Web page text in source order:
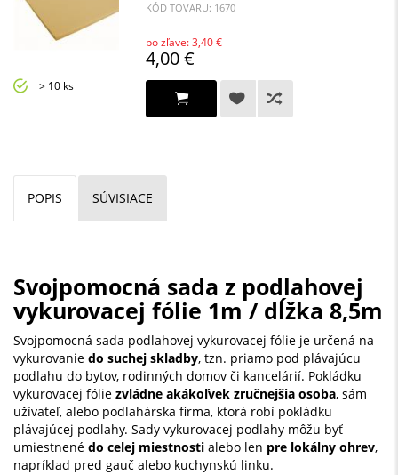
> 10 ks
KÓD TOVARU: 1670
po zľave: 3,40 €
4,00 €
POPIS SÚVISIACE
Svojpomocná sada z podlahovej
vykurovacej fólie 1m / dĺžka 8,5m
Svojpomocná sada podlahovej vykurovacej fólie je určená na
vykurovanie do suchej skladby, tzn. priamo pod plávajúcu
podlahu do bytov, rodinných domov či kancelárií. Pokládku
vykurovacej fólie zvládne akákoľvek zručnejšia osoba, sám
užívateľ, alebo podlahárska firma, ktorá robí pokládku
plávajúcej podlahy. Sady vykurovacej podlahy môžu byť
umiestnené do celej miestnosti alebo len pre lokálny ohrev,
napríklad pred gauč alebo kuchynskú linku.